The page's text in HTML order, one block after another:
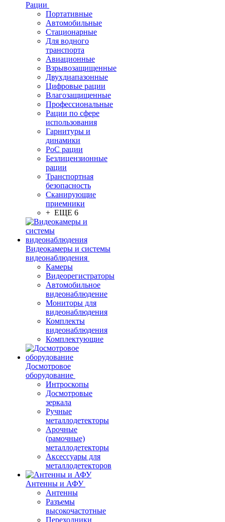
Рации
Портативные
Автомобильные
Стационарные
Для водного
транспорта
Авиационные
Взрывозащищенные
Двухдиапазонные
Цифровые рации
Влагозащищенные
Профессиональные
Рации по сфере
использования
Гарнитуры и
динамики
PoC рации
Безлицензионные
рации
Транспортная
безопасность
Сканирующие
приемники
+ ЕЩЕ 6
Видеокамеры и системы
видеонаблюдения
Камеры
Видеорегистраторы
Автомобильное
видеонаблюдение
Мониторы для
видеонаблюдения
Комплекты
видеонаблюдения
Комплектующие
Досмотровое
оборудование
Интроскопы
Досмотровые
зеркала
Ручные
металлодетекторы
Арочные
(рамочные)
металлодетекторы
Аксессуары для
металлодетекторов
Антенны и АФУ
Антенны
Разъемы
высокочастотные
Переходники